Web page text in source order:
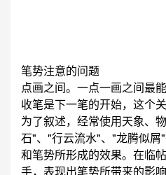
笔势注意的问题
点画之间。一点一画之间最
收笔是下一笔的开始，这个
为了叙述，经常使用天象、
石"、"行云流水"、"龙腾似
和笔势所形成的效果。在临
手，表现出笔势所带来的影